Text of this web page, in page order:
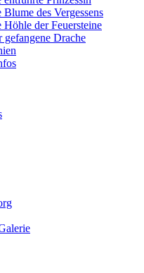
des Vergessens
Höhle der Feuersteine
gefangene Drache